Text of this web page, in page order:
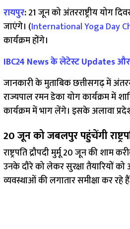
रायपुर:21 जून को अंतरराष्ट्रीय योग
जाएंगे। (International Yoga Day
कार्यक्रम होंगे।
IBC24 News के लेटेस्ट Updates
जानकारी के मुताबिक छत्तीसगढ़ में
राज्यपाल रमन डेका योग कार्यक्रम में
कार्यक्रम में भाग लेंगे। इसके अलावा
20 जून को जबलपुर पहुंचेंगी
राष्ट्रपति द्रौपदी मुर्मू 20 जून की
उनके दौरे को लेकर सुरक्षा तैयारियों को
व्यवस्थाओं की लगातार समीक्षा कर रहे